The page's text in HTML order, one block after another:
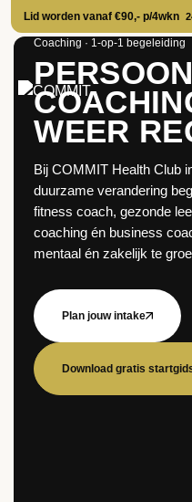
Lid worden vanaf €90,- p/4wkn
Coaching · 1-op-1 begeleiding
WEER
Bij COMMIT Health Club
duurzame verandering
fitness coach, gezonde
coaching én business
mentaal én zakelijk te
Plan jouw intake
Download gratis